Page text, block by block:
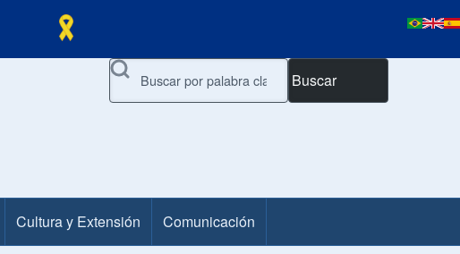
Buscar
Cultura y Extensión Comunicación